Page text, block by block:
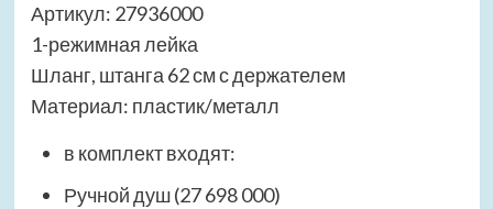
Артикул: 27936000
1-режимная лейка
Шланг, штанга 62 см с держателем
Материал: пластик/металл
в комплект входят:
Ручной душ (27 698 000)